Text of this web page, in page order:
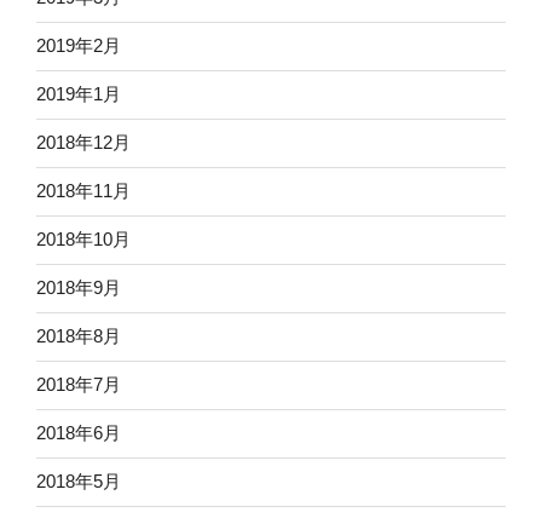
2019年2月
2019年1月
2018年12月
2018年11月
2018年10月
2018年9月
2018年8月
2018年7月
2018年6月
2018年5月